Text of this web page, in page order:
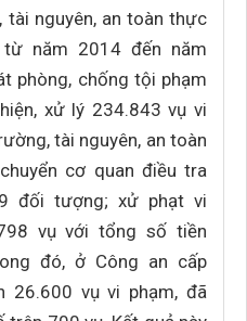
nguyên, an toàn thực
năm 2014 đến năm
phòng, chống tội phạm
xử lý 234.843 vụ vi
tài nguyên, an toàn
cơ quan điều tra
đối tượng; xử phạt vi
vụ với tổng số tiền
đó, ở Công an cấp
26.600 vụ vi phạm, đã